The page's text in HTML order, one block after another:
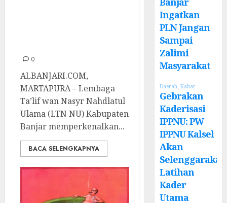
0
ALBANJARI.COM,
MARTAPURA – Lembaga
Ta’lif wan Nasyr Nahdlatul
Ulama (LTN NU) Kabupaten
Banjar memperkenalkan...
BACA SELENGKAPNYA
Ingatkan
PLN Jangan
Sampai
Zalimi
Masyarakat
Daerah,Kabar
Gebrakan
Kaderisasi
IPPNU: PW
IPPNU Kalsel
Akan
Selenggarakan
Latihan
Kader
Utama